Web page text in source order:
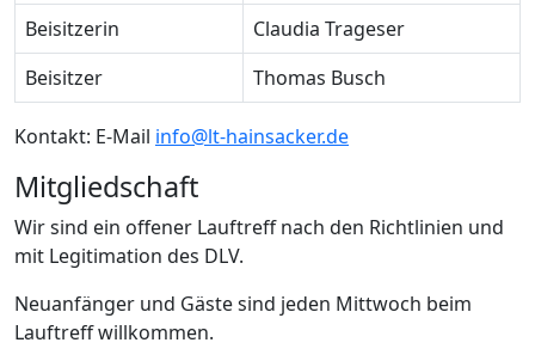
Beisitzerin
Claudia Trageser
Beisitzer
Thomas Busch
Kontakt: E-Mail info@lt-hainsacker.de
Mitgliedschaft
Wir sind ein offener Lauftreff nach den Richtlinien und
mit Legitimation des DLV.
Neuanfänger und Gäste sind jeden Mittwoch beim
Lauftreff willkommen.